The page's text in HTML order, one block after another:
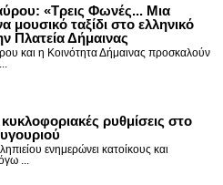
«Τρεις Φωνές... Μια
μουσικό ταξίδι στο ελληνικό
Πλατεία Δήμαινας
και η Κοινότητα Δήμαινας προσκαλούν
ρυθμίσεις στο
ενημερώνει κατοίκους και
...